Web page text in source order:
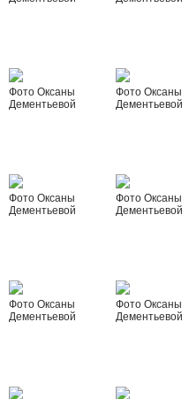
Фото Оксаны
Дементьевой
Фото Оксаны
Дементьевой
Фото Оксаны
Дементьевой
Фото Оксаны
Дементьевой
Фото Оксаны
Дементьевой
Фото Оксаны
Дементьевой